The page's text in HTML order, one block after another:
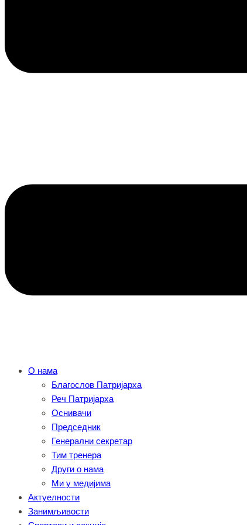
О нама
Благослов Патријарха
Реч Патријарха
Оснивачи
Председник
Генерални секретар
Тим тренера
Други о нама
Ми у медијима
Актуелности
Занимљивости